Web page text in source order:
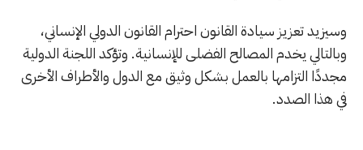
وسيزيد تعزيز سيادة القانون احترام القانون الدولي الإنساني،
وبالتالي يخدم المصالح الفضلى للإنسانية. وتؤكد اللجنة الدولية
مجددًا التزامها بالعمل بشكل وثيق مع الدول والأطراف الأخرى
في هذا الصدد.